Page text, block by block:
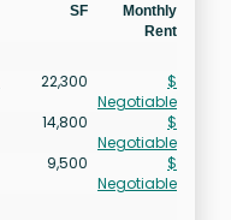
SF
Monthly
Rent
22,300
$
Negotiable
14,800
$
Negotiable
9,500
$
Negotiable